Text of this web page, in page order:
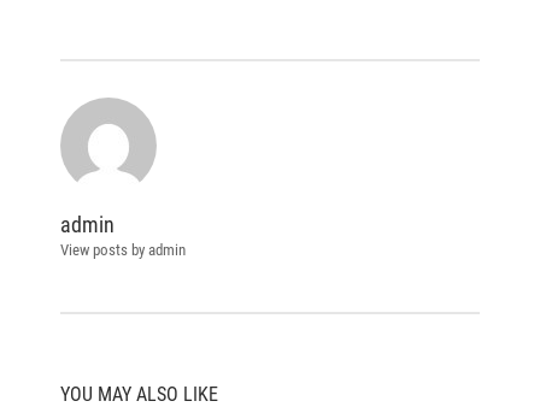
admin
View posts by admin
YOU MAY ALSO LIKE